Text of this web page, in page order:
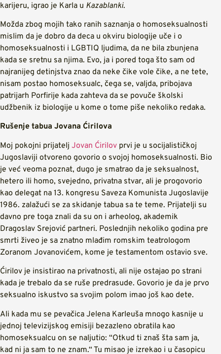
karijeru, igrao je Karla u Kazablanki.
Možda zbog mojih tako ranih saznanja o homoseksualnosti
mislim da je dobro da deca u okviru biologije uče i o
homoseksualnosti i LGBTIQ ljudima, da ne bila zbunjena
kada se sretnu sa njima. Evo, ja i pored toga što sam od
najranijeg detinjstva znao da neke čike vole čike, a ne tete,
nisam postao homoseksualc, čega se, valjda, pribojava
patrijarh Porfirije kada zahteva da se povuče školski
udžbenik iz biologije u kome o tome piše nekoliko redaka.
Rušenje tabua Jovana Ćirilova
Moj pokojni prijatelj Jovan Ćirilov prvi je u socijalističkoj
Jugoslaviji otvoreno govorio o svojoj homoseksualnosti. Bio
je već veoma poznat, dugo je smatrao da je seksualnost,
hetero ili homo, svejedno, privatna stvar, ali je progovorio
kao delegat na 13. kongresu Saveza Komunista Jugoslavije
1986. zalažući se za skidanje tabua sa te teme. Prijatelji su
davno pre toga znali da su on i arheolog, akademik
Dragoslav Srejović partneri. Poslednjih nekoliko godina pre
smrti živeo je sa znatno mlađim romskim teatrologom
Zoranom Jovanovićem, kome je testamentom ostavio sve.
Ćirilov je insistirao na privatnosti, ali nije ostajao po strani
kada je trebalo da se ruše predrasude. Govorio je da je prvo
seksualno iskustvo sa svojim polom imao još kao dete.
Ali kada mu se pevačica Jelena Karleuša mnogo kasnije u
jednoj televizijskog emisiji bezazleno obratila kao
homoseksualcu on se naljutio: “Otkud ti znaš šta sam ja,
kad ni ja sam to ne znam.“ Tu misao je izrekao i u časopicu